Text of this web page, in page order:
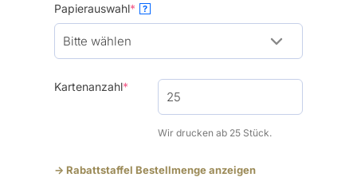
Papierauswahl*(required)
?
Kartenanzahl*(required)
Wir drucken ab 25 Stück.
-> Rabattstaffel Bestellmenge anzeigen